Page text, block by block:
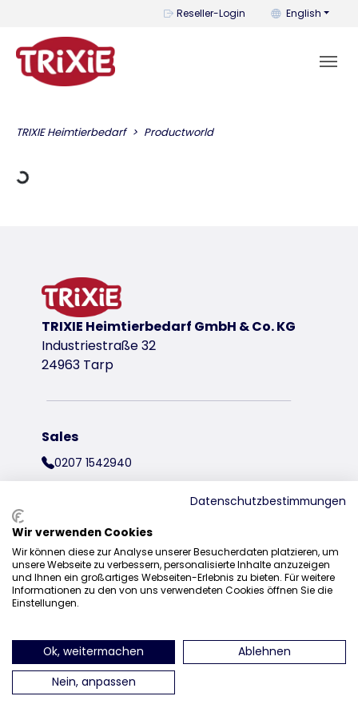
Reseller-Login You can
English
TRIXIE Heimtierbedarf Productworld
TRIXIE Heimtierbedarf GmbH & Co. KG
Industriestraße 32
24963 Tarp
Sales
0207 1542940
find us on Instagram
find us on Facebook
find us on Pinterest
find us on
Datenschutzbestimmungen
Wir verwenden Cookies
Wir können diese zur Analyse unserer Besucherdaten platzieren, um
unsere Webseite zu verbessern, personalisierte Inhalte anzuzeigen
und Ihnen ein großartiges Webseiten-Erlebnis zu bieten. Für weitere
Informationen zu den von uns verwendeten Cookies öffnen Sie die
Einstellungen.
Ok, weitermachen
Ablehnen
Nein, anpassen